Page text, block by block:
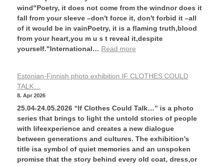
wind"Poetry, it does not come from the windnor does it
fall from your sleeve –don't force it, don't forbid it –all
of it would be in vainPoetry, it is a flaming truth,blood
from your heart,you m u s t reveal it,despite
yourself."International… Read more
Estonian-Finnish photo exhibition IF CLOTHES COULD
TALK…
8. Apr 2026
25.04-24.05.2026 “If Clothes Could Talk…” is a photo
series that brings to light the untold stories of people
with lifeexperience and creates a new dialogue
between generations and cultures. The exhibition’s
title isa symbol of quiet memories and an unspoken
promise that the story behind every old coat, dress,or